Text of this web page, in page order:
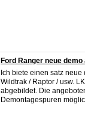
Ford Ranger neue
Ich biete einen satz
Wildtrak / Raptor / usw.
abgebildet. Die
Demontagespuren